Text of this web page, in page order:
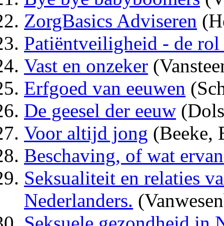
ZorgBasics Adviseren
Patiëntveiligheid - de rol
Vast en onzeker
Erfgoed van eeuwen
De geesel der eeuw
Voor altijd jong (Beeke,
Beschaving, of wat
Seksualiteit en relaties
Nederlanders.